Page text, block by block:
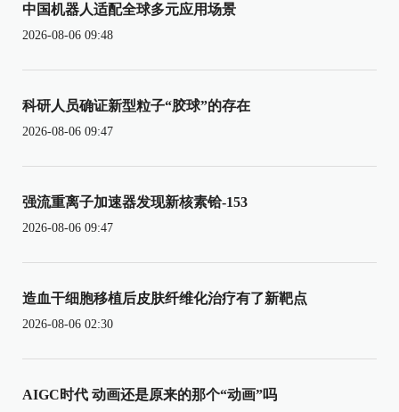
中国机器人适配全球多元应用场景
2026-08-06 09:48
科研人员确证新型粒子“胶球”的存在
2026-08-06 09:47
强流重离子加速器发现新核素铪-153
2026-08-06 09:47
造血干细胞移植后皮肤纤维化治疗有了新靶点
2026-08-06 02:30
AIGC时代 动画还是原来的那个“动画”吗